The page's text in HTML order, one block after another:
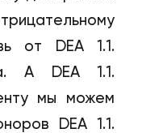
от DEA 1.1.
А DEA 1.1.
мы можем
DEA 1.1.